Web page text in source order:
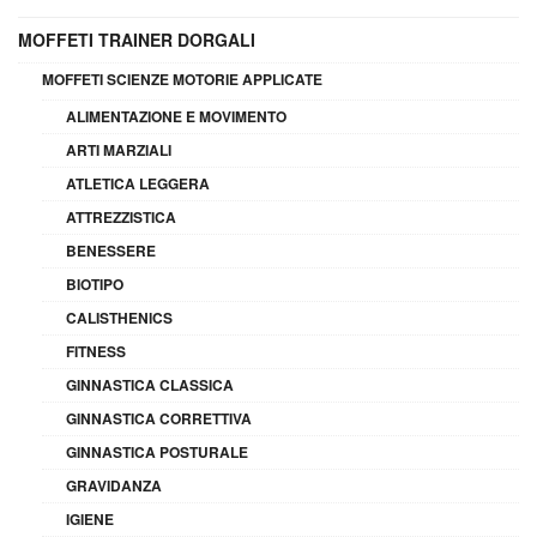
MOFFETI TRAINER DORGALI
MOFFETI SCIENZE MOTORIE APPLICATE
ALIMENTAZIONE E MOVIMENTO
ARTI MARZIALI
ATLETICA LEGGERA
ATTREZZISTICA
BENESSERE
BIOTIPO
CALISTHENICS
FITNESS
GINNASTICA CLASSICA
GINNASTICA CORRETTIVA
GINNASTICA POSTURALE
GRAVIDANZA
IGIENE